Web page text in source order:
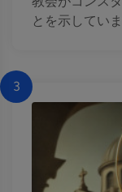
とを示していま
3